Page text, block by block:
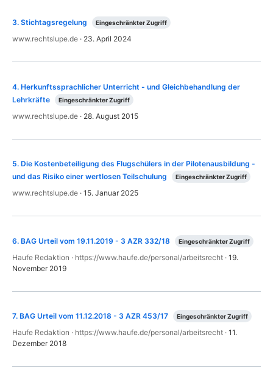
3. Stichtagsregelung Eingeschränkter Zugriff
www.rechtslupe.de · 23. April 2024
4. Herkunftssprachlicher Unterricht - und Gleichbehandlung der
Lehrkräfte
Eingeschränkter Zugriff
www.rechtslupe.de · 28. August 2015
5. Die Kostenbeteiligung des Flugschülers in der Pilotenausbildung -
und das Risiko einer wertlosen Teilschulung
Eingeschränkter Zugriff
www.rechtslupe.de · 15. Januar 2025
6. BAG Urteil vom 19.11.2019 - 3 AZR 332/18 Eingeschränkter Zugriff
Haufe Redaktion · https://www.haufe.de/personal/arbeitsrecht · 19.
November 2019
7. BAG Urteil vom 11.12.2018 - 3 AZR 453/17 Eingeschränkter Zugriff
Haufe Redaktion · https://www.haufe.de/personal/arbeitsrecht · 11.
Dezember 2018